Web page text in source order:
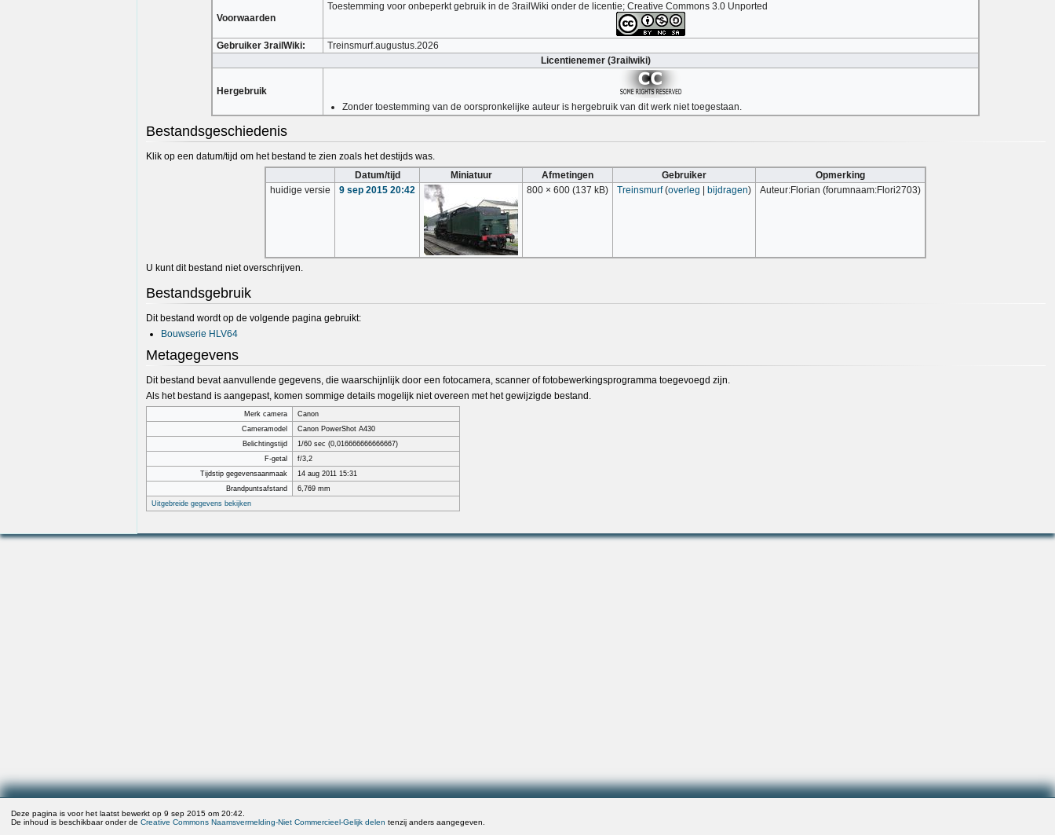
Voorwaarden
Toestemming voor onbeperkt gebruik in de 3railWiki onder de licentie; Creative Commons 3.0 Unported
Gebruiker 3railWiki:
Treinsmurf.augustus.2026
Licentienemer (3railwiki)
Hergebruik
Zonder toestemming van de oorspronkelijke auteur is hergebruik van dit werk niet toegestaan.
Bestandsgeschiedenis
Klik op een datum/tijd om het bestand te zien zoals het destijds was.
Datum/tijd
Miniatuur Afmetingen Gebruiker
Opmerking
huidige versie
9 sep 2015 20:42 800 × 600(137 kB) Treinsmurf (overleg bijdragen) Auteur:Florian (forumnaam:Flori2703)
U kunt dit bestand niet overschrijven.
Bestandsgebruik
Dit bestand wordt op de volgende pagina gebruikt:
Bouwserie HLV64
Metagegevens
Dit bestand bevat aanvullende gegevens, die waarschijnlijk door een fotocamera, scanner of fotobewerkingsprogramma toegevoegd zijn.
Als het bestand is aangepast, komen sommige details mogelijk niet overeen met het gewijzigde bestand.
Merk camera
Canon
Cameramodel
Canon PowerShot A430
Belichtingstijd
1/60 sec (0,016666666666667)
F-getal
f/3,2
Tijdstip gegevensaanmaak
14 aug 2011 15:31
Brandpuntsafstand
6,769 mm
Uitgebreide gegevens bekijken
Deze pagina is voor het laatst bewerkt op 9 sep 2015 om 20:42.
De inhoud is beschikbaar onder deCreative Commons Naamsvermelding-Niet Commercieel-Gelijk delen tenzij anders aangegeven.